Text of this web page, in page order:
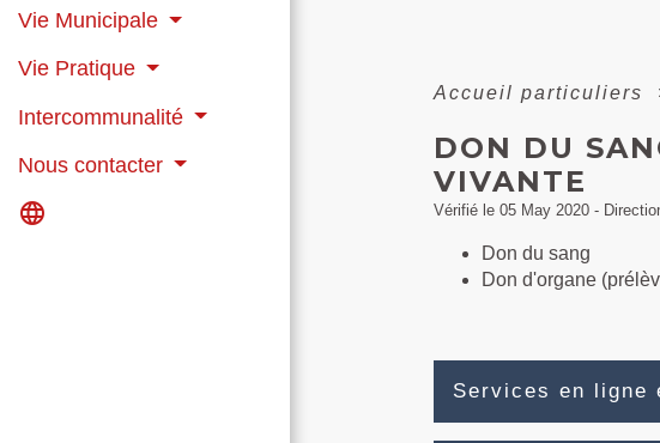
Vie Municipale
Vie Pratique
Intercommunalité
Nous contacter
language
Accueil particuliers
DON DU
VIVANTE
Vérifié le 05 May 2020 -
Don du sang
Don d'organe
Services en ligne